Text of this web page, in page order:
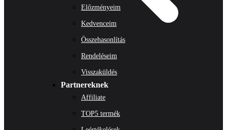
Előzményeim
Kedvenceim
Összehasonlítás
Rendeléseim
Visszaküldés
Partnereknek
Affiliate
TOP5 termék